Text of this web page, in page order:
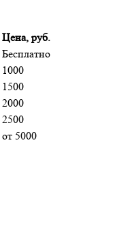
Цена, руб.
Бесплатно
1000
1500
2000
2500
от 5000